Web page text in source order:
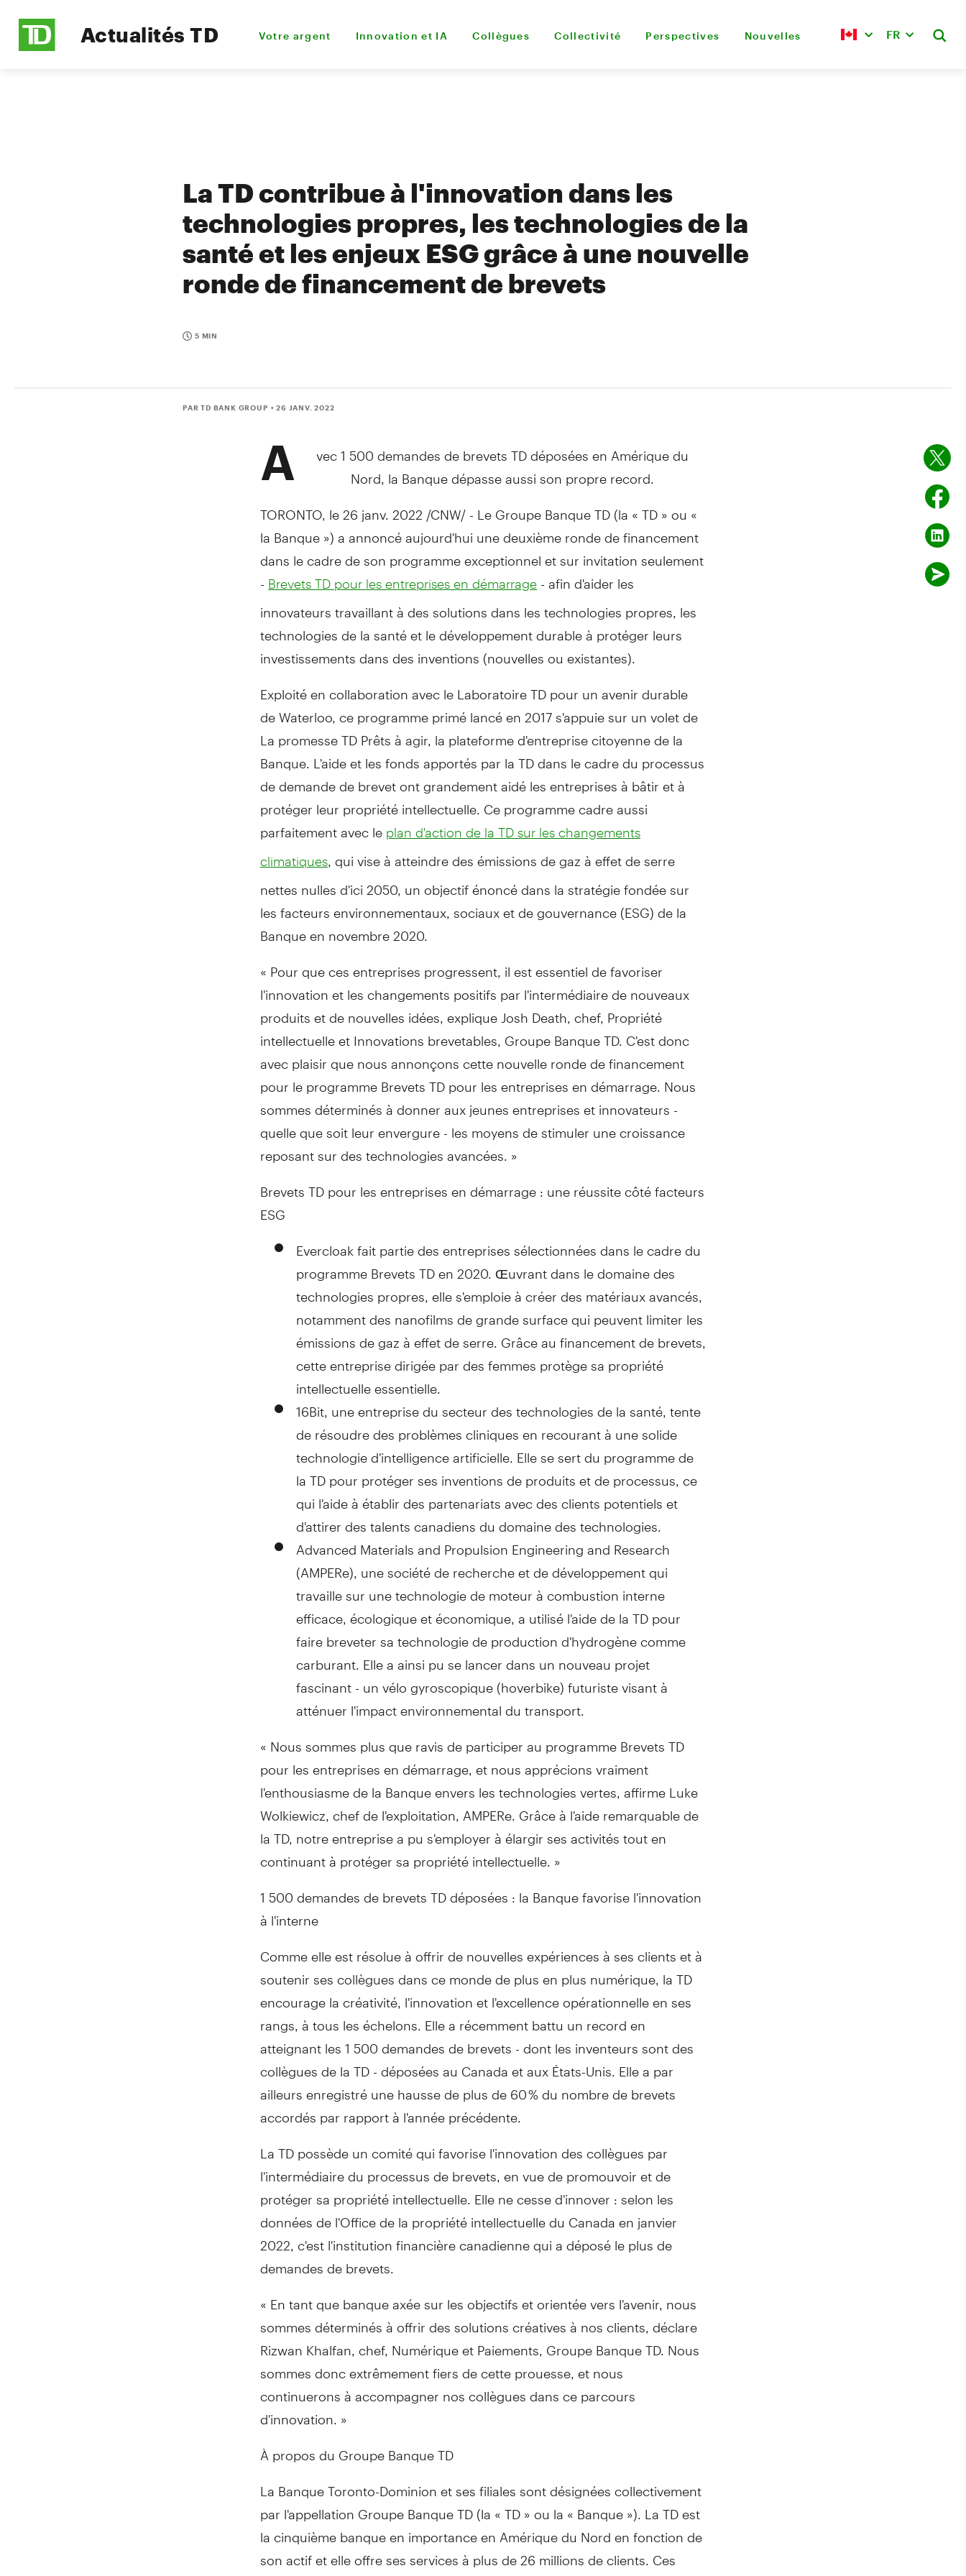
Actualités TD Votre argent Innovation et IA Collègues Collectivité Perspectives Nouvelles FR
La TD contribue à l'innovation dans les
technologies propres, les technologies de la
santé et les enjeux ESG grâce à une nouvelle
ronde de financement de brevets
5 MIN
PAR TD BANK GROUP • 26 JANV. 2022
A
vec 1 500 demandes de brevets TD déposées en Amérique du
Nord, la Banque dépasse aussi son propre record.
TORONTO , le 26 janv. 2022 /CNW/ - Le Groupe Banque TD (la « TD » ou «
la Banque ») a annoncé aujourd'hui une deuxième ronde de financement
dans le cadre de son programme exceptionnel et sur invitation seulement
- Brevets TD pour les entreprises en démarrage - afin d'aider les
innovateurs travaillant à des solutions dans les technologies propres, les
technologies de la santé et le développement durable à protéger leurs
investissements dans des inventions (nouvelles ou existantes).
Exploité en collaboration avec le Laboratoire TD pour un avenir durable
de Waterloo, ce programme primé lancé en 2017 s'appuie sur un volet de
La promesse TD Prêts à agir, la plateforme d'entreprise citoyenne de la
Banque. L'aide et les fonds apportés par la TD dans le cadre du processus
de demande de brevet ont grandement aidé les entreprises à bâtir et à
protéger leur propriété intellectuelle. Ce programme cadre aussi
parfaitement avec le plan d'action de la TD sur les changements
climatiques , qui vise à atteindre des émissions de gaz à effet de serre
nettes nulles d'ici 2050, un objectif énoncé dans la stratégie fondée sur
les facteurs environnementaux, sociaux et de gouvernance (ESG) de la
Banque en novembre 2020.
« Pour que ces entreprises progressent, il est essentiel de favoriser
l'innovation et les changements positifs par l'intermédiaire de nouveaux
produits et de nouvelles idées, expliqueJosh Death , chef, Propriété
intellectuelle et Innovations brevetables, Groupe Banque TD. C'est donc
avec plaisir que nous annonçons cette nouvelle ronde de financement
pour le programme Brevets TD pour les entreprises en démarrage. Nous
sommes déterminés à donner aux jeunes entreprises et innovateurs -
quelle que soit leur envergure - les moyens de stimuler une croissance
reposant sur des technologies avancées. »
Brevets TD pour les entreprises en démarrage : une réussite côté facteurs
ESG
Evercloak fait partie des entreprises sélectionnées dans le cadre du
programme Brevets TD en 2020. Œuvrant dans le domaine des
technologies propres, elle s'emploie à créer des matériaux avancés,
notamment des nanofilms de grande surface qui peuvent limiter les
émissions de gaz à effet de serre. Grâce au financement de brevets,
cette entreprise dirigée par des femmes protège sa propriété
intellectuelle essentielle.
16Bit, une entreprise du secteur des technologies de la santé, tente
de résoudre des problèmes cliniques en recourant à une solide
technologie d'intelligence artificielle. Elle se sert du programme de
la TD pour protéger ses inventions de produits et de processus, ce
qui l'aide à établir des partenariats avec des clients potentiels et
d'attirer des talents canadiens du domaine des technologies.
Advanced Materials and Propulsion Engineering and Research
(AMPERe), une société de recherche et de développement qui
travaille sur une technologie de moteur à combustion interne
efficace, écologique et économique, a utilisé l'aide de la TD pour
faire breveter sa technologie de production d'hydrogène comme
carburant. Elle a ainsi pu se lancer dans un nouveau projet
fascinant - un vélo gyroscopique (hoverbike) futuriste visant à
atténuer l'impact environnemental du transport.
« Nous sommes plus que ravis de participer au programme Brevets TD
pour les entreprises en démarrage, et nous apprécions vraiment
l'enthousiasme de la Banque envers les technologies vertes, affirmeLuke
Wolkiewicz , chef de l'exploitation, AMPERe. Grâce à l'aide remarquable de
la TD, notre entreprise a pu s'employer à élargir ses activités tout en
continuant à protéger sa propriété intellectuelle. »
1 500 demandes de brevets TD déposées : la Banque favorise l'innovation
à l'interne
Comme elle est résolue à offrir de nouvelles expériences à ses clients et à
soutenir ses collègues dans ce monde de plus en plus numérique, la TD
encourage la créativité, l'innovation et l'excellence opérationnelle en ses
rangs, à tous les échelons. Elle a récemment battu un record en
atteignant les 1 500 demandes de brevets - dont les inventeurs sont des
collègues de la TD - déposées au Canadaet aux États-Unis. Elle a par
ailleurs enregistré une hausse de plus de 60 % du nombre de brevets
accordés par rapport à l'année précédente.
La TD possède un comité qui favorise l'innovation des collègues par
l'intermédiaire du processus de brevets, en vue de promouvoir et de
protéger sa propriété intellectuelle. Elle ne cesse d'innover : selon les
données de l'Office de la propriété intellectuelle du Canadaen janvier
2022, c'est l'institution financière canadienne qui a déposé le plus de
demandes de brevets.
« En tant que banque axée sur les objectifs et orientée vers l'avenir, nous
sommes déterminés à offrir des solutions créatives à nos clients, déclare
Rizwan Khalfan , chef, Numérique et Paiements, Groupe Banque TD. Nous
sommes donc extrêmement fiers de cette prouesse, et nous
continuerons à accompagner nos collègues dans ce parcours
d'innovation. »
À propos du Groupe Banque TD
La Banque Toronto-Dominion et ses filiales sont désignées collectivement
par l'appellation Groupe Banque TD (la « TD » ou la « Banque »). La TD est
la cinquième banque en importance en Amérique du Nord en fonction de
son actif et elle offre ses services à plus de 26 millions de clients. Ces